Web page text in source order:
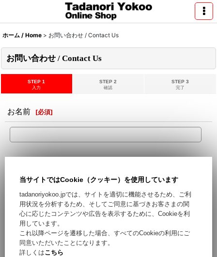
ホーム / Home > お問い合わせ / Contact Us
お問い合わせ / Contact Us
STEP 1
入力
STEP 2
確認
STEP 3
完了
お名前 [必須]
Hotmail,Yahooなどのフリーメールをご利用の場合、迷惑メー
ルとして処理される可能性がございます。フリーメール以外の
ご登録をお勧めします。
件名 [ 必須]
当サイトではCookie（クッキー）を使用しています
tadanoriyokoo.jpでは、サイトを適切に機能させるため、ご利
用状況を分析するため、そしてご同意に基づきお客さまの関
心に応じたコンテンツや広告を表示するために、Cookieを利
用しています。
これ以降ページを遷移した場合、すべてのCookieの利用にご
同意いただいたことになります。
詳しくはこちら